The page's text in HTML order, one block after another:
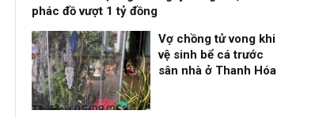
phác đồ vượt 1 tỷ đồng
Thời sự
05/08/26, 11:44
Vợ chồng tử vong khi
vệ sinh bể cá trước
sân nhà ở Thanh Hóa